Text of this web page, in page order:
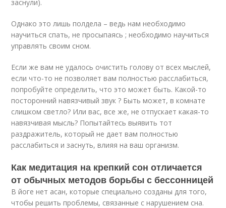
заснули).
Однако это лишь полдела – ведь нам необходимо
научиться спать, не просыпаясь ; необходимо научиться
управлять своим сном.
Если же вам не удалось очистить голову от всех мыслей,
если что-то не позволяет вам полностью расслабиться,
попробуйте определить, что это может быть. Какой-то
посторонний навязчивый звук ? Быть может, в комнате
слишком светло? Или вас, все же, не отпускает какая-то
навязчивая мысль? Попытайтесь выявить тот
раздражитель, который не дает вам полностью
расслабиться и заснуть, влияя на ваш организм.
Как медитация на крепкий сон отличается
от обычных методов борьбы с бессонницей
В йоге нет асан, которые специально созданы для того,
чтобы решить проблемы, связанные с нарушением сна.